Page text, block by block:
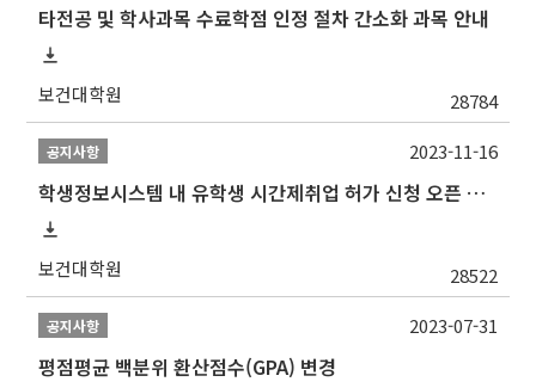
타전공 및 학사과목 수료학점 인정 절차 간소화 과목 안내
보건대학원 28784
공지사항
학생정보시스템 내 유학생 시간제취업 허가 신청 오픈 안내
보건대학원 28522
2023-11-16
공지사항
평점평균 백분위 환산점수(GPA) 변경
2023-07-31